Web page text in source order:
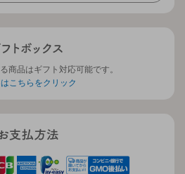
商品はギフト対応可能です。
こちらをクリック